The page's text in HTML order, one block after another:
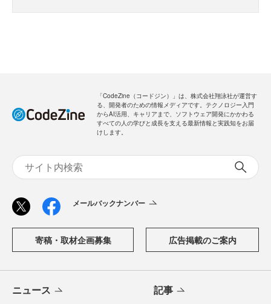
「CodeZine（コードジン）」は、株式会社翔泳社が運営す
る、開発者のための情報メディアです。テクノロジー入門
からAI活用、キャリアまで、ソフトウェア開発にかかわる
すべての人の学びと成長を支える最新情報と実践知をお届
けします。
メールバックナンバー
寄稿・取材企画募集 広告掲載のご案内
ニュース 記事